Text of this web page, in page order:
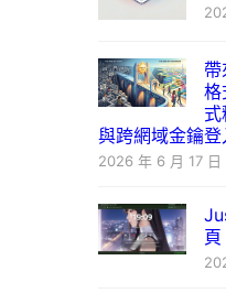
格
式
與跨網域金鑰登
2026 年 6 月 17 日
頁